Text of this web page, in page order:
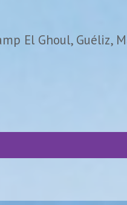
El Ghoul, Guéliz,